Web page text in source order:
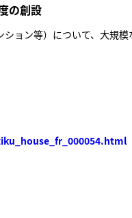
の創設
ョン等）について、大規